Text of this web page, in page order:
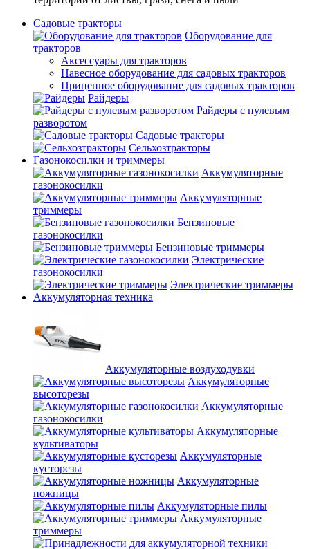
Садовые тракторы
Оборудование для
тракторов
Аксессуары для тракторов
Навесное оборудование для садовых тракторов
Прицепное оборудование для садовых тракторов
Райдеры
Райдеры с нулевым
разворотом
Садовые тракторы
Сельхозтракторы
Газонокосилки и триммеры
Аккумуляторные
газонокосилки
Аккумуляторные
триммеры
Бензиновые
газонокосилки
Бензиновые триммеры
Электрические
газонокосилки
Электрические триммеры
Аккумуляторная техника
Аккумуляторные воздуходувки
Аккумуляторные
высоторезы
Аккумуляторные
газонокосилки
Аккумуляторные
культиваторы
Аккумуляторные
кусторезы
Аккумуляторные
ножницы
Аккумуляторные пилы
Аккумуляторные
триммеры